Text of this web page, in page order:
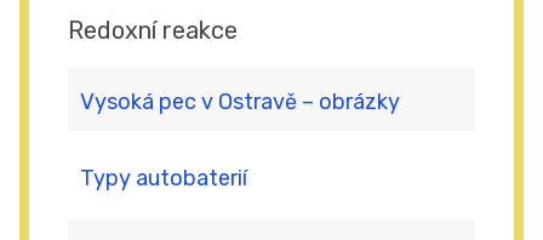
Redoxní reakce
Vysoká pec v Ostravě – obrázky
Typy autobaterií